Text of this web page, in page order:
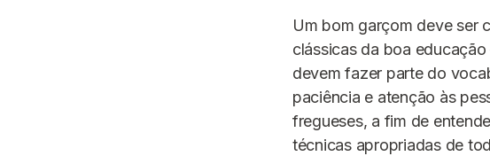
Um bom garçom deve ser
clássicas da boa
devem fazer parte do
paciência e atenção às
fregueses, a fim de
técnicas apropriadas de